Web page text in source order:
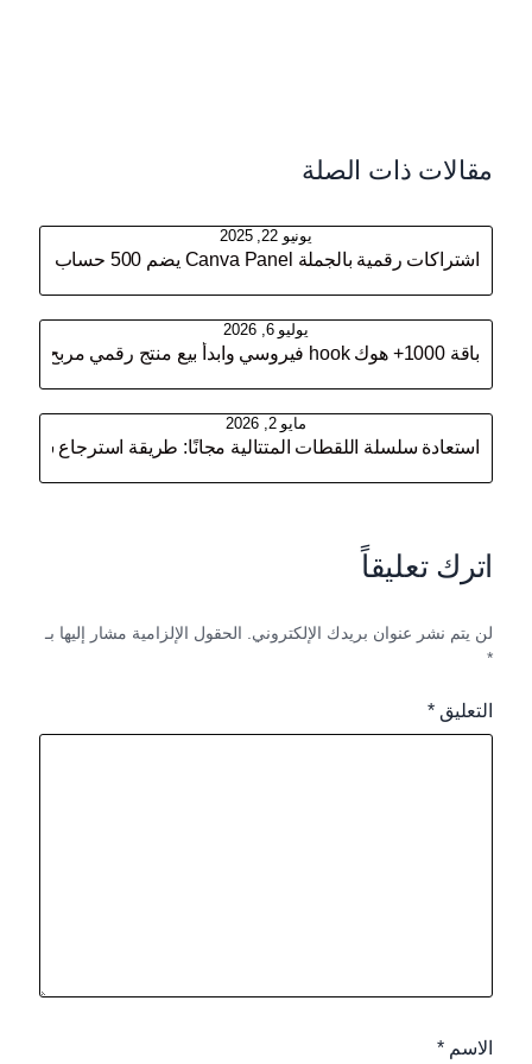
مقالات ذات الصلة
يونيو 22, 2025
اشتراكات رقمية بالجملة Canva Panel يضم 500 حساب دعوة بسعر جملة وابدأ مشروعك الرقمي المربح!
يوليو 6, 2026
باقة 1000+ هوك hook فيروسي وابدأ بيع منتج رقمي مربح اليوم
مايو 2, 2026
استعادة سلسلة اللقطات المتتالية مجانًا: طريقة استرجاع ستريك
اترك تعليقاً
لن يتم نشر عنوان بريدك الإلكتروني.
الحقول الإلزامية مشار إليها بـ
*
التعليق *
الاسم *